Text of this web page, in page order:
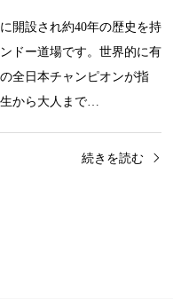
開設され約40年の歴史を持
ドー道場です。世界的に有
全日本チャンピオンが指
から大人まで…
続きを読む